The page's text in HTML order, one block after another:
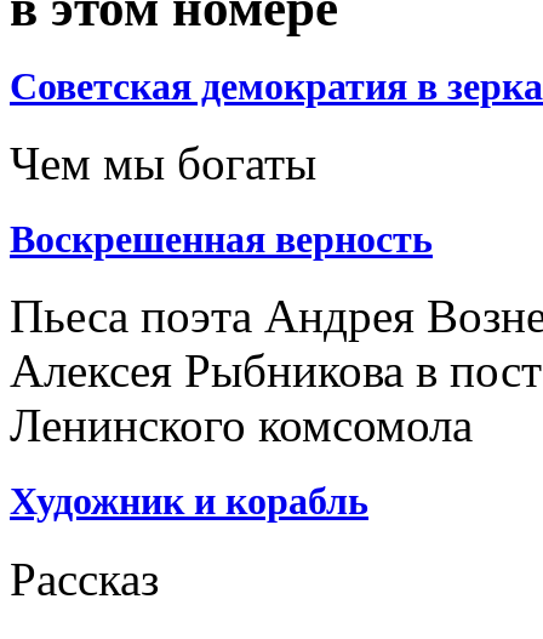
Советская демократия в
Чем мы богаты
Воскрешенная верность
Пьеса поэта Андрея
Алексея Рыбникова в
Ленинского комсомола
Художник и корабль
Рассказ